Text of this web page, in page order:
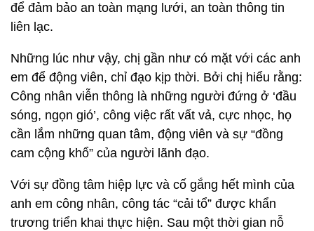
để đảm bảo an toàn mạng lưới, an toàn thông tin
liên lạc.
Những lúc như vậy, chị gần như có mặt với các anh
em để động viên, chỉ đạo kịp thời. Bởi chị hiểu rằng:
Công nhân viễn thông là những người đứng ở ‘đầu
sóng, ngọn gió’, công việc rất vất vả, cực nhọc, họ
cần lắm những quan tâm, động viên và sự “đồng
cam cộng khổ” của người lãnh đạo.
Với sự đồng tâm hiệp lực và cố gắng hết mình của
anh em công nhân, công tác “cải tổ” được khẩn
trương triển khai thực hiện. Sau một thời gian nỗ